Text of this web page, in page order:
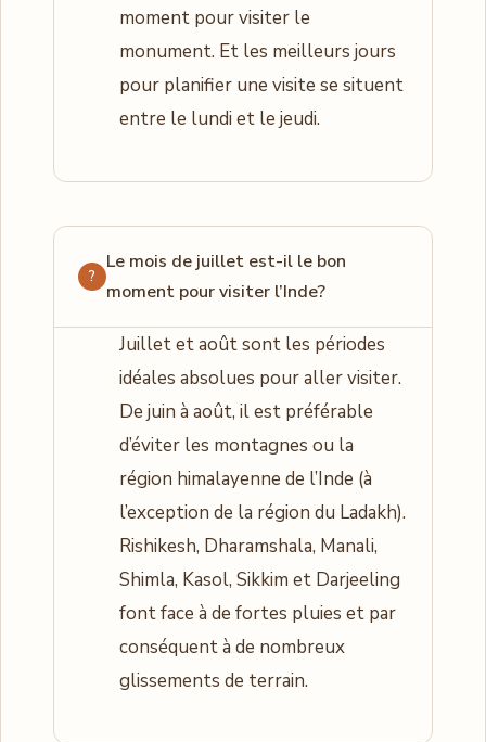
moment pour visiter le
monument. Et les meilleurs jours
pour planifier une visite se situent
entre le lundi et le jeudi.
Le mois de juillet est-il le bon
moment pour visiter l’Inde?
Juillet et août sont les périodes
idéales absolues pour aller visiter.
De juin à août, il est préférable
d’éviter les montagnes ou la
région himalayenne de l’Inde (à
l’exception de la région du Ladakh).
Rishikesh, Dharamshala, Manali,
Shimla, Kasol, Sikkim et Darjeeling
font face à de fortes pluies et par
conséquent à de nombreux
glissements de terrain.